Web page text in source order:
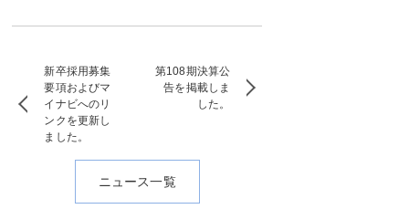
第108期決算公
告を掲載しま
した。
新卒採用募集
要項およびマ
イナビへのリ
ンクを更新し
ました。
ニュース一覧